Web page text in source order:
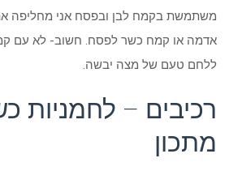
משתמשת בקמח לבן ובפסח אני מחליפה
אדמה או קמח כשר לפסח. חשוב- לא עם
ללחם טעם של מצה יבשה.
רכיבים – לחמניות
מתכון